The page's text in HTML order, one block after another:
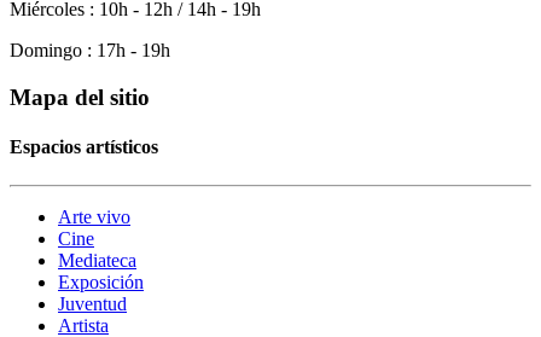
Miércoles : 10h - 12h / 14h - 19h
Domingo : 17h - 19h
Mapa del sitio
Espacios artísticos
Arte vivo
Cine
Mediateca
Exposición
Juventud
Artista